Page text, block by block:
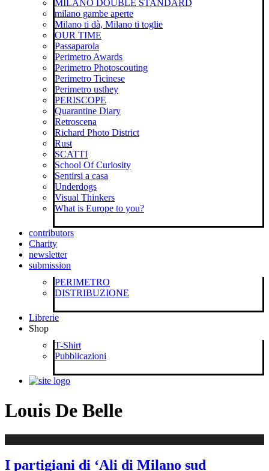
MILANO DOUBLE STANDARD
milano gambe aperte
Milano ti dà, Milano ti toglie
OUR TIME
Passaparola
Perimetro Awards
Perimetro Photoscouting
Perimetro Ticinese
Perimetro usthey
PERISCOPE
Quarantine Diary
Retroscena
Richard Photo District
Rust
SCATTI
School Of Curiosity
Sentirsi a casa
Underdogs
Visual Thinkers
What is Europe to you?
contributors
Charity
newsletter
submission
PERIMETRO
DISTRIBUZIONE
Librerie
Shop
T-Shirt
Pubblicazioni
Louis De Belle
I partigiani di ‘Ali di Milano sud